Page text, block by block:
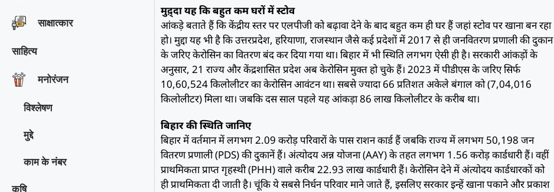
साक्षात्‍कार
साहित्य
मनोरंजन
विश्‍लेषण
मुद्दे
काम के नंबर
कृषि
मुद़्दा यह कि बहुत कम घरों में स्टोव
आंकड़े बताते हैं कि केंद्रीय स्तर पर एलपीजी को बढ़ावा देने के बाद बहुत कम ही घर हैं जहां स्टोव पर खाना बन रहा
हो। मुद्दा यह भी है कि उत्तरप्रदेश, हरियाणा, राजस्थान जैसे कई प्रदेशों में 2017 से ही जनवितरण प्रणाली की दुकान
के जरिए केरोसिन का वितरण बंद कर दिया गया था। बिहार में भी स्थिति लगभग ऐसी ही है। सरकारी आंकड़ों के
अनुसार, 21 राज्य और केंद्रशासित प्रदेश अब केरोसिन मुक्त हो चुके हैं। 2023 में पीडीएस के जरिए सिर्फ
10,60,524 किलोलीटर का केरोसिन आवंटन था। सबसे ज्यादा 66 प्रतिशत अकेले बंगाल को (7,04,016
किलोलीटर) मिला था। जबकि दस साल पहले यह आंकड़ा 86 लाख किलोलीटर के करीब था।
बिहार की स्थिति जानिए
बिहार में वर्तमान में लगभग 2.09 करोड़ परिवारों के पास राशन कार्ड हैं जबकि राज्य में लगभग 50,198 जन
वितरण प्रणाली (PDS) की दुकानें हैं। अंत्योदय अन्न योजना (AAY) के तहत लगभग 1.56 करोड़ कार्डधारी हैं। वहीं
प्राथमिकता प्राप्त गृहस्थी (PHH) वाले करीब 22.93 लाख कार्डधारी हैं। केरोसिन देने में अंत्योदय कार्डधारकों को
ही प्राथमिकता दी जाती है। चूंकि ये सबसे निर्धन परिवार माने जाते हैं, इसलिए सरकार इन्हें खाना पकाने और प्रकाश